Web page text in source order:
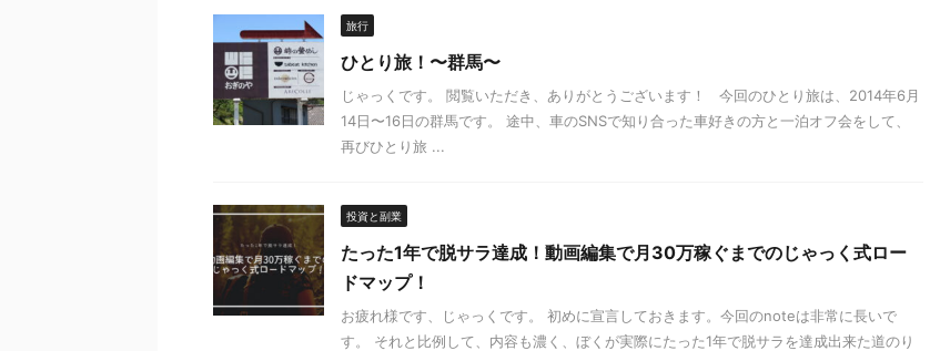
旅行
ひとり旅！〜群馬〜
じゃっくです。 閲覧いただき、ありがとうございます！ 今回のひとり旅は、2014年6月
14日〜16日の群馬です。 途中、車のSNSで知り合った車好きの方と一泊オフ会をして、
再びひとり旅 ...
投資と副業
たった1年で脱サラ達成！動画編集で月30万稼ぐまでのじゃっく式ロー
ドマップ！
お疲れ様です、じゃっくです。 初めに宣言しておきます。今回のnoteは非常に長いで
す。 それと比例して、内容も濃く、ぼくが実際にたった1年で脱サラを達成出来た道のり